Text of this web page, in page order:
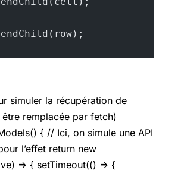
simuler la récupération de
remplacée par fetch)
{ // Ici, on simule une API
l’effet return new
=> { setTimeout(() => {